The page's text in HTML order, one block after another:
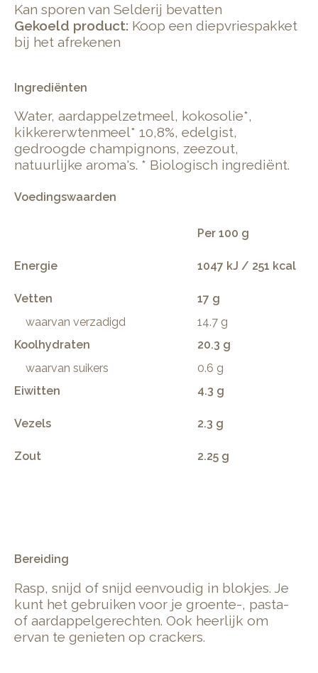
Kan sporen van Selderij bevatten
Gekoeld product: Koop een diepvriespakket
bij het afrekenen
Ingrediënten
Water, aardappelzetmeel, kokosolie*,
kikkererwtenmeel* 10,8%, edelgist,
gedroogde champignons, zeezout,
natuurlijke aroma's. * Biologisch ingrediënt.
Voedingswaarden
Per 100 g
Energie 1047 kJ / 251 kcal
Vetten
17 g
waarvan verzadigd
14.7 g
Koolhydraten
20.3 g
waarvan suikers
0.6 g
Eiwitten
4.3 g
Vezels 2.3 g
Zout 2.25 g
Bereiding
Rasp, snijd of snijd eenvoudig in blokjes. Je
kunt het gebruiken voor je groente-, pasta-
of aardappelgerechten. Ook heerlijk om
ervan te genieten op crackers.